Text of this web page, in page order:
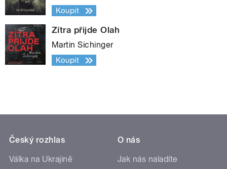
Koupit
Zítra přijde Olah
Martin Sichinger
Koupit
Český rozhlas
Válka na Ukrajině
O nás
Jak nás naladíte